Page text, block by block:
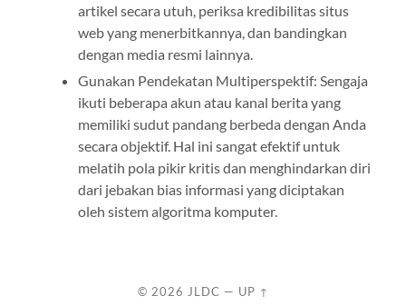
artikel secara utuh, periksa kredibilitas situs
web yang menerbitkannya, dan bandingkan
dengan media resmi lainnya.
Gunakan Pendekatan Multiperspektif: Sengaja
ikuti beberapa akun atau kanal berita yang
memiliki sudut pandang berbeda dengan Anda
secara objektif. Hal ini sangat efektif untuk
melatih pola pikir kritis dan menghindarkan diri
dari jebakan bias informasi yang diciptakan
oleh sistem algoritma komputer.
© 2026 JLDC — UP ↑